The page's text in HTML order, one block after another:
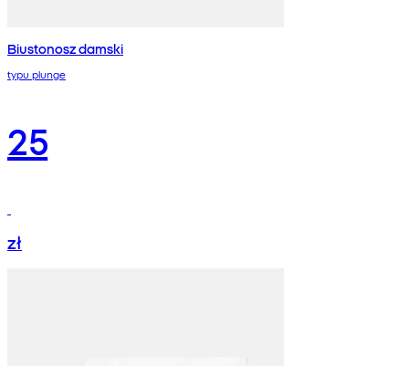
Biustonosz damski
typu plunge
25
zł